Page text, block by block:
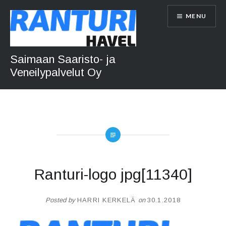
content
Saimaan Saaristo- ja
Veneilypalvelut Oy
MENU
Ranturi-logo jpg[11340]
Posted by HARRI KERKELÄ on 30.1.2018